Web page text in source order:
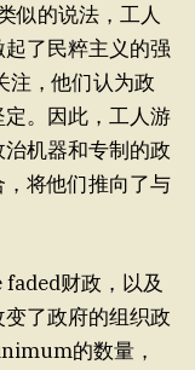
似的说法，工人
了民粹主义的强
注，他们认为政
。因此，工人游
机器和专制的政
将他们推向了与
财政，以及
了政府的组织政
的数量，